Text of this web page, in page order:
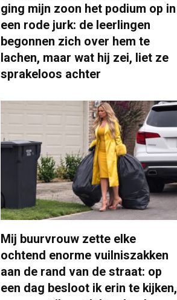
ging mijn zoon het podium op in
een rode jurk: de leerlingen
begonnen zich over hem te
lachen, maar wat hij zei, liet ze
sprakeloos achter
Mij buurvrouw zette elke
ochtend enorme vuilniszakken
aan de rand van de straat: op
een dag besloot ik erin te kijken,